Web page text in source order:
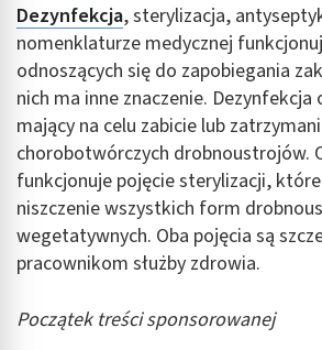
Dezynfekcja, sterylizacja,
nomenklaturze medycznej
odnoszących się do zapobiegania
nich ma inne znaczenie. Dezynfekcja
mający na celu zabicie lub
chorobotwórczych drobnoustrojów.
funkcjonuje pojęcie sterylizacji,
niszczenie wszystkich form
wegetatywnych. Oba pojęcia są
pracownikom służby zdrowia.
Początek treści sponsorowanej